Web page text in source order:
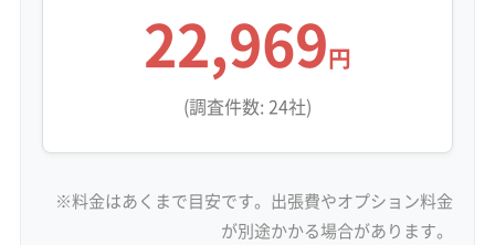
古都・鎌倉で注意したい業者選びのポ
鎌倉では古い木造住宅やデザイン性の高い
22,969円
(調査件数: 24社)
※料金はあくまで目安です。出張費やオプション料金
が別途かかる場合があります。